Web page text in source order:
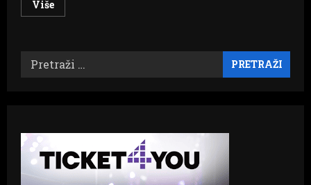
VišeRead
more
odbornika
dobila
posao
sa
Pretraži: